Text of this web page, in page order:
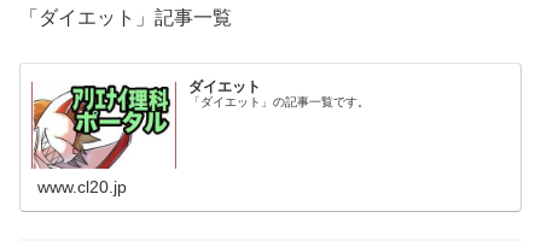
「ダイエット」記事一覧
ダイエット
「ダイエット」の記事一覧です。
www.cl20.jp